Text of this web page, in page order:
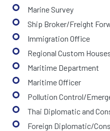
Marine Survey
Ship Broker/Freight
Immigration Office
Regional Custom
Maritime Department
Maritime Officer
Pollution Control/
Thai Diplomatic and
Foreign Diplomatic/